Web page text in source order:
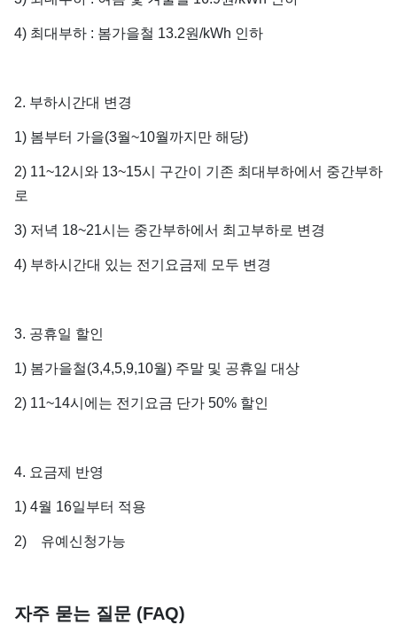
4) 최대부하 : 봄가을철 13.2원/kWh 인하
2. 부하시간대 변경
1) 봄부터 가을(3월~10월까지만 해당)
2) 11~12시와 13~15시 구간이 기존 최대부하에서 중간부하
로
3) 저녁 18~21시는 중간부하에서 최고부하로 변경
4) 부하시간대 있는 전기요금제 모두 변경
3. 공휴일 할인
1) 봄가을철(3,4,5,9,10월) 주말 및 공휴일 대상
2) 11~14시에는 전기요금 단가 50% 할인
4. 요금제 반영
1) 4월 16일부터 적용
2) 유예신청가능
자주 묻는 질문 (FAQ)